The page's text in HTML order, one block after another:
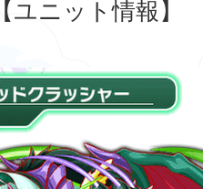
【ユニット情報】